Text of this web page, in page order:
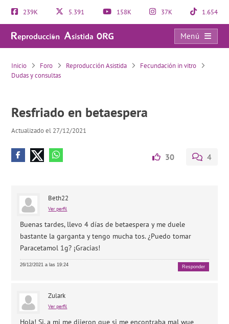
239K 5.391 158K 37K 1.654
Menú
Resfriado en betaespera
Inicio Foro Reproducción Asistida
Fecundación in vitro
Dudas y consultas
Resfriado en betaespera
Actualizado el 27/12/2021
30 4
Beth22
Ver perfil
Buenas tardes, llevo 4 días de betaespera y me duele
bastante la garganta y tengo mucha tos. ¿Puedo tomar
Paracetamol 1g? ¡Gracias!
26/12/2021 a las 19:24 Responder
Zulark
Ver perfil
Hola! Si, a mi me dijeron que si me encontraba mal wue